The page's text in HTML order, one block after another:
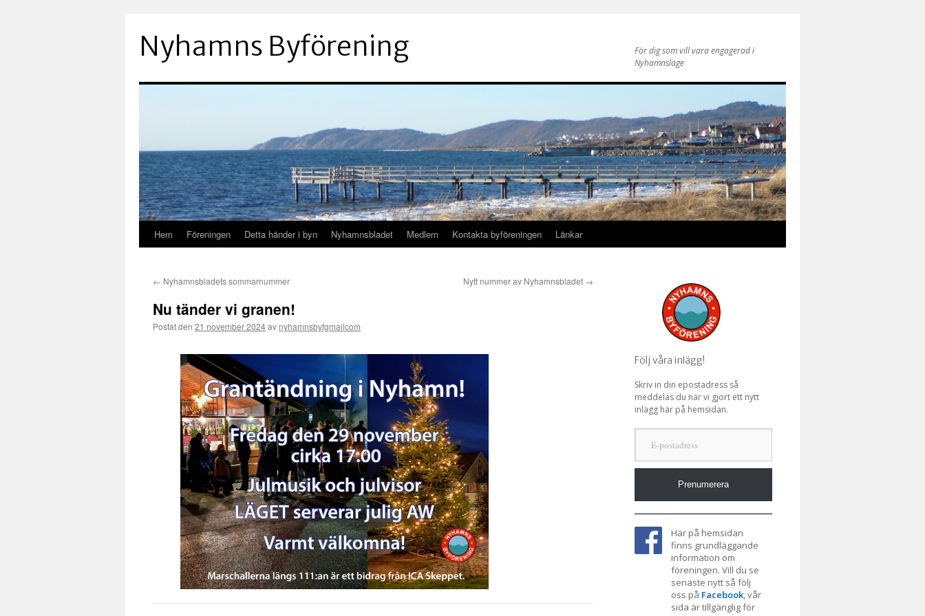
innehåll
Nyhamns Byförening
För dig som vill vara engagerad i
Nyhamnsläge
Hem Föreningen Detta händer i byn Nyhamnsbladet Medlem Kontakta byföreningen Länkar
← Nyhamnsbladets sommarnummer Nytt nummer av Nyhamnsbladet →
Nu tänder vi granen!
Postat den 21 november 2024av nyhamnsbyfgmailcom
Följ våra inlägg!
Skriv in din epostadress så
meddelas du när vi gjort ett nytt
inlägg här på hemsidan.
E-postadress
Prenumerera
Här på hemsidan
finns grundläggande
information om
föreningen. Vill du se
senaste nytt så följ
oss på Facebook, vår
sida är tillgänglig för